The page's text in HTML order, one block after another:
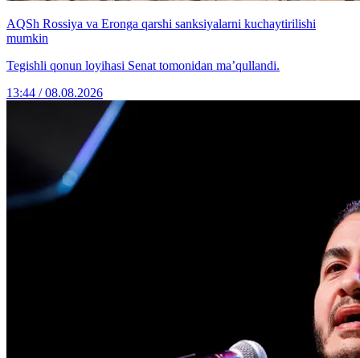
AQSh Rossiya va Eronga qarshi sanksiyalarni kuchaytirilishi
mumkin
Tegishli qonun loyihasi Senat tomonidan ma’qullandi.
13:44 / 08.08.2026